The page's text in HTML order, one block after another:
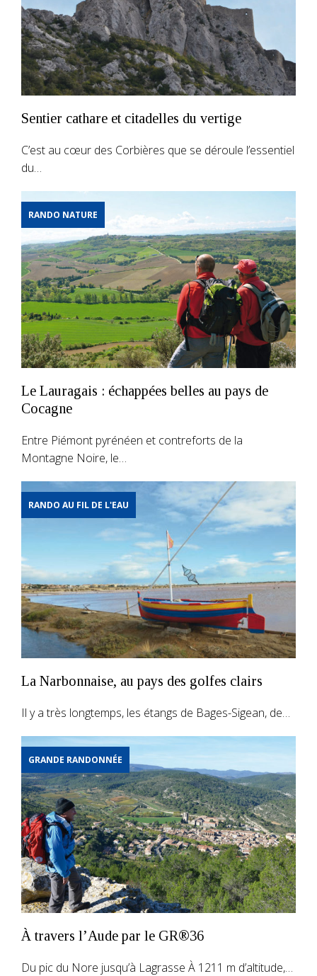
Sentier cathare et citadelles du vertige
C’est au cœur des Corbières que se déroule l’essentiel
du…
RANDO NATURE
Le Lauragais : échappées belles au pays de
Cocagne
Entre Piémont pyrénéen et contreforts de la
Montagne Noire, le…
RANDO AU FIL DE L'EAU
La Narbonnaise, au pays des golfes clairs
Il y a très longtemps, les étangs de Bages-Sigean, de…
GRANDE RANDONNÉE
À travers l’Aude par le GR®36
Du pic du Nore jusqu’à Lagrasse À 1211 m d’altitude,…